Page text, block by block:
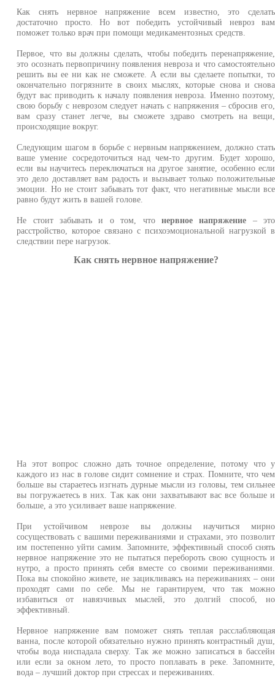
Как снять нервное напряжение всем известно, это сделать
достаточно просто. Но вот победить устойчивый невроз вам
поможет только врач при помощи медикаментозных средств.
Первое, что вы должны сделать, чтобы победить перенапряжение,
это осознать первопричину появления невроза и что самостоятельно
решить вы ее ни как не сможете. А если вы сделаете попытки, то
окончательно погрязните в своих мыслях, которые снова и снова
будут вас приводить к началу появления невроза. Именно поэтому,
свою борьбу с неврозом следует начать с напряжения – сбросив его,
вам сразу станет легче, вы сможете здраво смотреть на вещи,
происходящие вокруг.
Следующим шагом в борьбе с нервным напряжением, должно стать
ваше умение сосредоточиться над чем-то другим. Будет хорошо,
если вы научитесь переключаться на другое занятие, особенно если
это дело доставляет вам радость и вызывает только положительные
эмоции. Но не стоит забывать тот факт, что негативные мысли все
равно будут жить в вашей голове.
Не стоит забывать и о том, чтонервное напряжение – это
расстройство, которое связано с психоэмоциональной нагрузкой в
следствии пере нагрузок.
Как снять нервное напряжение?
На этот вопрос сложно дать точное определение, потому что у
каждого из нас в голове сидит сомнение и страх. Помните, что чем
больше вы стараетесь изгнать дурные мысли из головы, тем сильнее
вы погружаетесь в них. Так как они захватывают вас все больше и
больше, а это усиливает ваше напряжение.
При устойчивом неврозе вы должны научиться мирно
сосуществовать с вашими переживаниями и страхами, это позволит
им постепенно уйти самим. Запомните, эффективный способ снять
нервное напряжение это не пытаться перебороть свою сущность и
нутро, а просто принять себя вместе со своими переживаниями.
Пока вы спокойно живете, не зацикливаясь на переживаниях – они
проходят сами по себе. Мы не гарантируем, что так можно
избавиться от навязчивых мыслей, это долгий способ, но
эффективный.
Нервное напряжение вам поможет снять теплая расслабляющая
ванна, после которой обязательно нужно принять контрастный душ,
чтобы вода ниспадала сверху. Так же можно записаться в бассейн
или если за окном лето, то просто поплавать в реке. Запомните,
вода – лучший доктор при стрессах и переживаниях.